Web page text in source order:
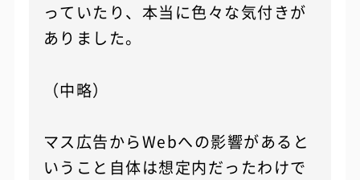
っていたり、本当に色々な気付きが
ありました。
（中略）
マス広告からWebへの影響があると
いうこと自体は想定内だったわけで